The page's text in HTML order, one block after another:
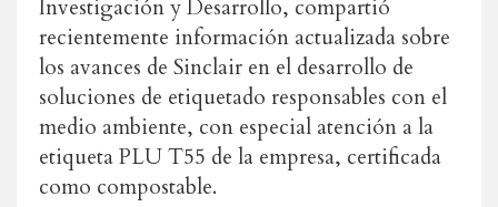
InvestigaciónyDesarrollo, compartió
recientemente información actualizada sobre
los avances de Sinclair en el desarrollo de
soluciones de etiquetado responsables con el
medio ambiente, con especial atención ala
etiquetaPLUT55 de la empresa, certificada
como compostable.